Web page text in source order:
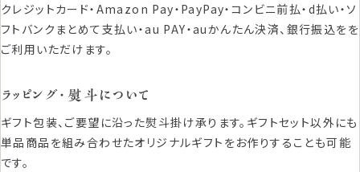
クレジットカード・Amazon Pay・PayPay・コンビニ前払・d払い・ソ
フトバンクまとめて支払い・au PAY・auかんたん決済、銀行振込をを
ご利用いただけます。
ラッピング・熨斗について
ギフト包装、ご要望に沿った熨斗掛け承ります。ギフトセット以外にも
単品商品を組み合わせたオリジナルギフトをお作りすることも可能
です。